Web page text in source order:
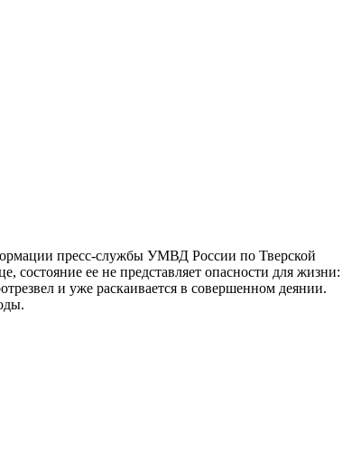
пресс-службы УМВД России по Тверской
ее не представляет опасности для жизни:
и уже раскаивается в совершенном деянии.